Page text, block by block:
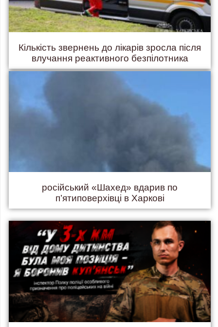
Кількість звернень до лікарів зросла після
влучання реактивного безпілотника
російський «Шахед» вдарив по
п’ятиповерхівці в Харкові